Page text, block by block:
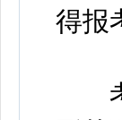
得报
考